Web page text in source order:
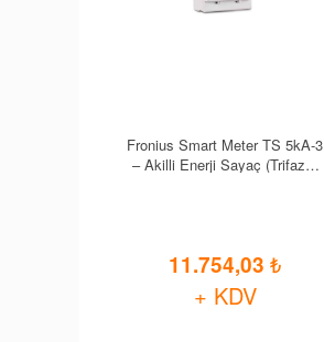
Fronius Smart Meter TS 5kA-3
– Akilli Enerji Sayaç (Trifaze,
11.754,03
+ KDV